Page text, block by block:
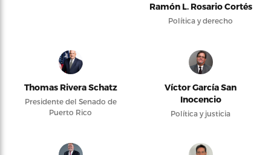
Ramón L. Rosario Cortés
Política y derecho
Thomas Rivera Schatz
Presidente del Senado de
Puerto Rico
Víctor García San
Inocencio
Política y justicia